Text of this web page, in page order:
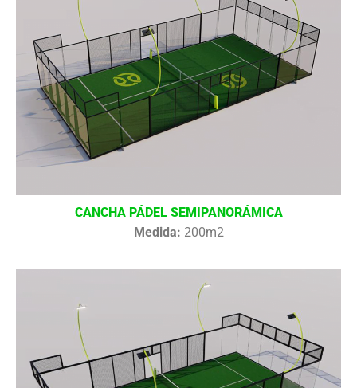
CANCHA PÁDEL SEMIPANORÁMICA
Medida: 200m2